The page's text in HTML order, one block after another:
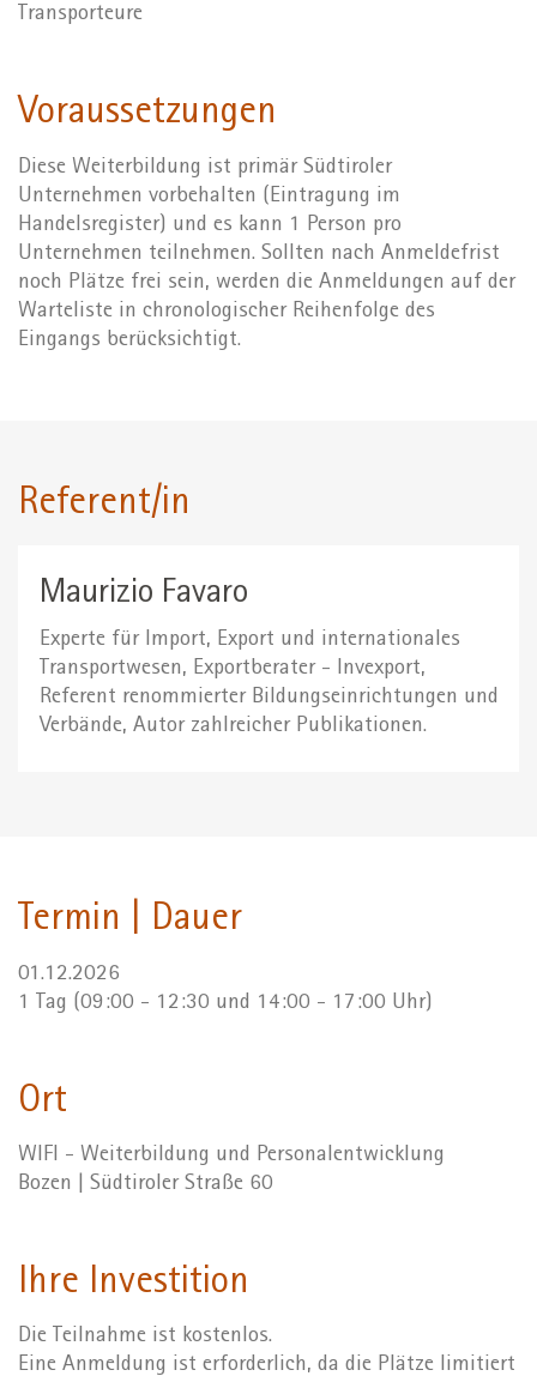
Transporteure
Voraussetzungen
Diese Weiterbildung ist primär Südtiroler
Unternehmen vorbehalten (Eintragung im
Handelsregister) und es kann 1 Person pro
Unternehmen teilnehmen. Sollten nach Anmeldefrist
noch Plätze frei sein, werden die Anmeldungen auf der
Warteliste in chronologischer Reihenfolge des
Eingangs berücksichtigt.
Referent/in
Maurizio Favaro
Experte für Import, Export und internationales
Transportwesen, Exportberater - Invexport,
Referent renommierter Bildungseinrichtungen und
Verbände, Autor zahlreicher Publikationen.
Termin | Dauer
01.12.2026
1 Tag (09:00 - 12:30 und 14:00 - 17:00 Uhr)
Ort
WIFI - Weiterbildung und Personalentwicklung
Bozen | Südtiroler Straße 60
Ihre Investition
Die Teilnahme ist kostenlos.
Eine Anmeldung ist erforderlich, da die Plätze limitiert